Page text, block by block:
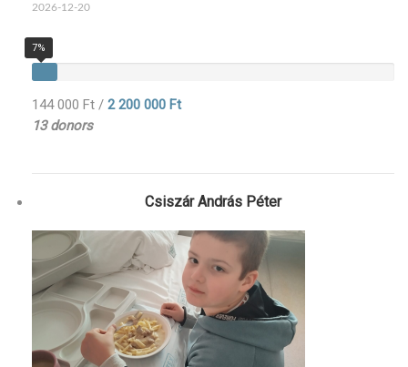
2026-12-20
7%
144 000 Ft / 2 200 000 Ft
13 donors
Csiszár András Péter